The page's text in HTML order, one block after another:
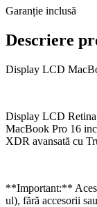
Garanție inclusă
Descriere
Display LCD
Display LCD
MacBook Pro 16
XDR avansată cu
**Important:**
ul), fără accesorii